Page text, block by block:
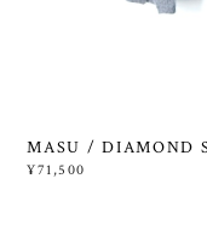
MASU / DIAMOND
¥71,500